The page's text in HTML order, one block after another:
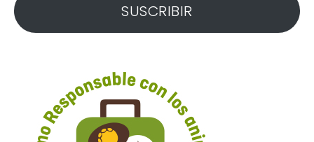
electrónico
SUSCRIBIR